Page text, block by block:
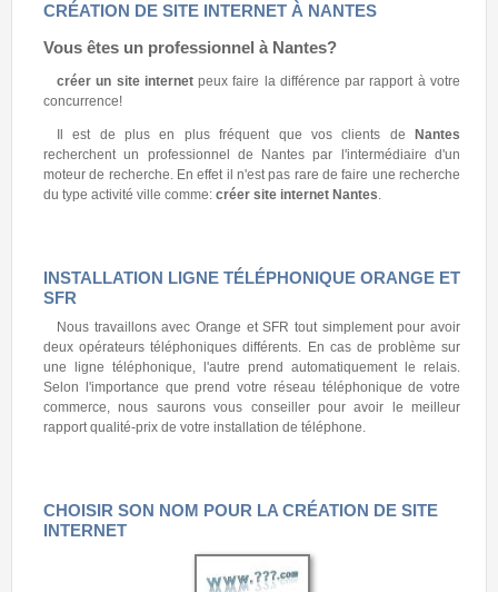
CRÉATION DE SITE INTERNET À NANTES
Vous êtes un professionnel à Nantes?
créer un site internetpeux faire la différence par rapport à votre
concurrence!
Il est de plus en plus fréquent que vos clients de
Nantes
recherchent un professionnel de Nantes par l'intermédiaire d'un
moteur de recherche. En effet il n'est pas rare de faire une recherche
du type activité ville comme: créer site internet Nantes.
INSTALLATION LIGNE TÉLÉPHONIQUE ORANGE ET
SFR
Nous travaillons avec Orange et SFR tout simplement pour avoir
deux opérateurs téléphoniques différents. En cas de problème sur
une ligne téléphonique, l'autre prend automatiquement le relais.
Selon l'importance que prend votre réseau téléphonique de votre
commerce, nous saurons vous conseiller pour avoir le meilleur
rapport qualité-prix de votre installation de téléphone.
CHOISIR SON NOM POUR LA CRÉATION DE SITE
INTERNET